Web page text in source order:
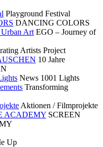
Playground Festival
DANCING COLORS
Art EGO – Journey of
Artists Project
10 Jahre
News 1001 Lights
Transforming
Aktionen / Filmprojekte
ACADEMY SCREEN
Up